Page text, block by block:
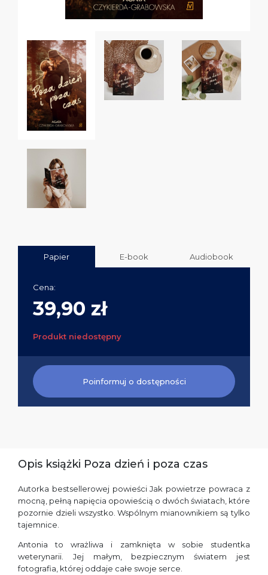
Papier E-book Audiobook
Cena:
39,90 zł
Produkt niedostępny
Poinformuj o dostępności
Opis książki Poza dzień i poza czas
Autorka bestsellerowej powieści Jak powietrze powraca z
mocną, pełną napięcia opowieścią o dwóch światach, które
pozornie dzieli wszystko. Wspólnym mianownikiem są tylko
tajemnice.
Antonia to wrażliwa i zamknięta w sobie studentka
weterynarii. Jej małym, bezpiecznym światem jest
fotografia, której oddaje całe swoje serce.